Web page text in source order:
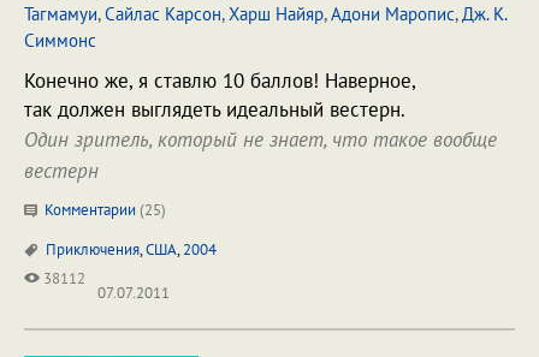
Тагмамуи,Сайлас Карсон,Харш Найяр,Адони Маропис,Дж. К.
Симмонс
Конечно же, я ставлю 10 баллов! Наверное,
так должен выглядеть идеальный вестерн.
Один зритель, который не знает, что такое вообще
вестерн
Комментарии (25)
Приключения,США,2004
38112
07.07.2011